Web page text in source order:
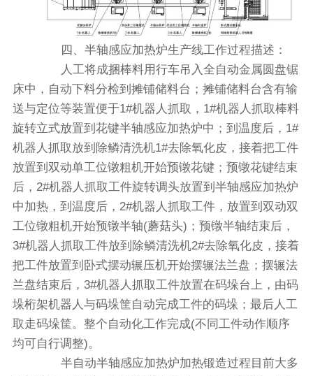
四、半轴感应加热炉生产线工作过程描述：
人工将成捆棒料用行车吊入全自动金属圆盘锯
床中，自动下料分检到摊铺储料台；摊铺储料台含有输
送与定位等装置便于1#机器人抓取，1#机器人抓取棒料
旋转立式放置到花键半轴感应加热炉中；到温度后，1#
机器人抓取放到除鳞清洗机1#去除氧化皮，接着把工件
放置到双动单工位镦粗机开始预镦花键；预镦花键结束
后，2#机器人抓取工件旋转调头放置到半轴感应加热炉
中加热，到温度后，2#机器人抓取工件，放置到双动双
工位镦粗机开始预镦半轴(蘑菇头)；预镦半轴结束后，
3#机器人抓取工件放到除鳞清洗机2#去除氧化皮，接着
把工件放置到卧式摆动辗压机开始摆辗法兰盘；摆辗法
兰盘结束后，3#机器人抓取工件放置在码垛台上，由码
垛桁架机器人与码垛筐自动完成工件的码垛；最后人工
取走码垛筐。整个自动化工作完成(不同工件动作顺序
均可自行调整)。
半自动半轴感应加热炉加热锻造过程目前大多